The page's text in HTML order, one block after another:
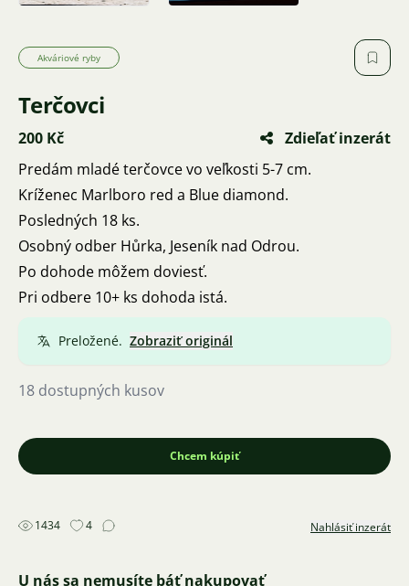
Akváriové ryby
Terčovci
200 Kč
Zdieľať inzerát
Predám mladé terčovce vo veľkosti 5-7 cm.
Kríženec Marlboro red a Blue diamond.
Posledných 18 ks.
Osobný odber Hůrka, Jeseník nad Odrou.
Po dohode môžem doviesť.
Pri odbere 10+ ks dohoda istá.
Preložené. Zobraziť originál
18 dostupných kusov
Chcem kúpiť
1434 4 Nahlásiť inzerát
U nás sa nemusíte báť nakupovať